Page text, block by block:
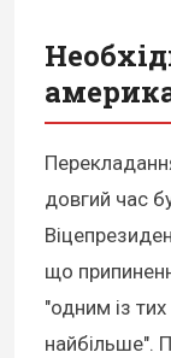
довгий час
що
"одним із
найбільше".